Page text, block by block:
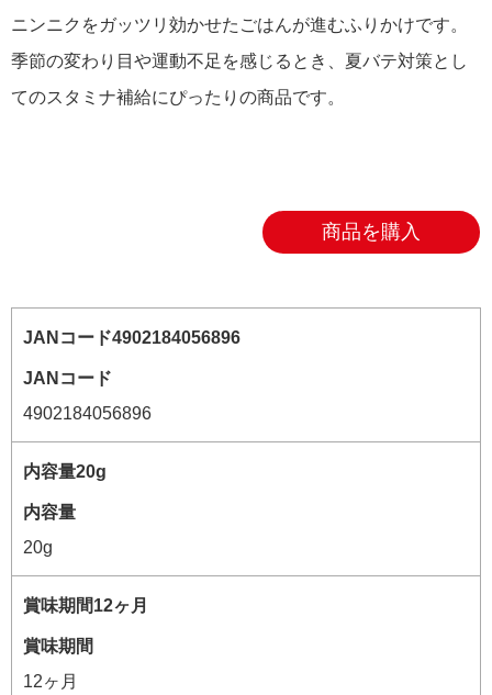
ニンニクをガッツリ効かせたごはんが進むふりかけです。
季節の変わり目や運動不足を感じるとき、夏バテ対策とし
てのスタミナ補給にぴったりの商品です。
商品を購入
JANコード
4902184056896
内容量
20g
賞味期間
12ヶ月